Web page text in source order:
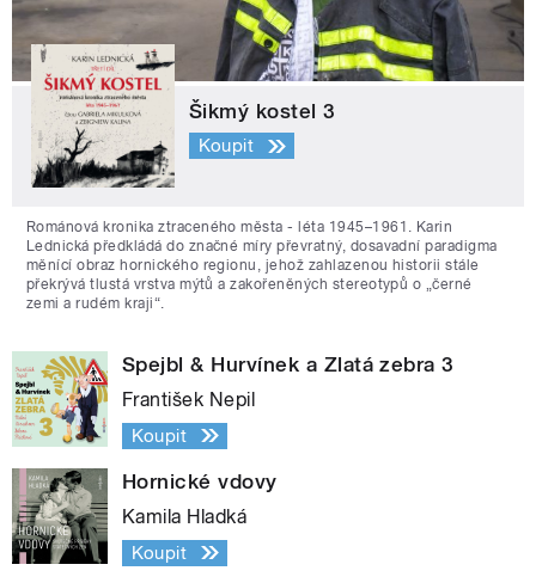
Šikmý kostel 3
Koupit
Románová kronika ztraceného města - léta 1945–1961. Karin
Lednická předkládá do značné míry převratný, dosavadní paradigma
měnící obraz hornického regionu, jehož zahlazenou historii stále
překrývá tlustá vrstva mýtů a zakořeněných stereotypů o „černé
zemi a rudém kraji“.
Spejbl & Hurvínek a Zlatá zebra 3
František Nepil
Koupit
Hornické vdovy
Kamila Hladká
Koupit